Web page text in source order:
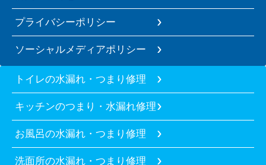
プライバシーポリシー
ソーシャルメディアポリシー
トイレの水漏れ・つまり修理
キッチンのつまり・水漏れ修理
お風呂の水漏れ・つまり修理
洗面所の水漏れ・つまり修理